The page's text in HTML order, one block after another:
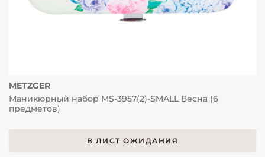
METZGER
Маникюрный набор MS-3957(2)-SMALL Весна (6
предметов)
В ЛИСТ ОЖИДАНИЯ